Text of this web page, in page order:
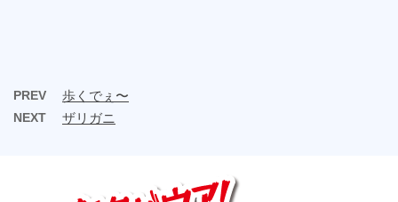
PREV 歩くでぇ〜
NEXT ザリガニ